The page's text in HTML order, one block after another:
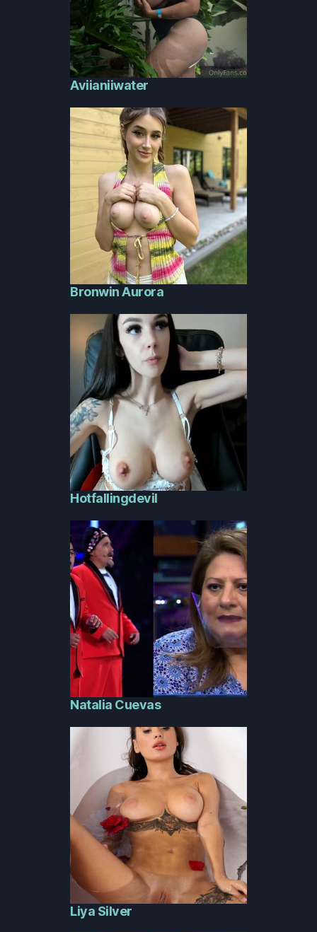
Aviianiiwater
Bronwin Aurora
Hotfallingdevil
Natalia Cuevas
Liya Silver